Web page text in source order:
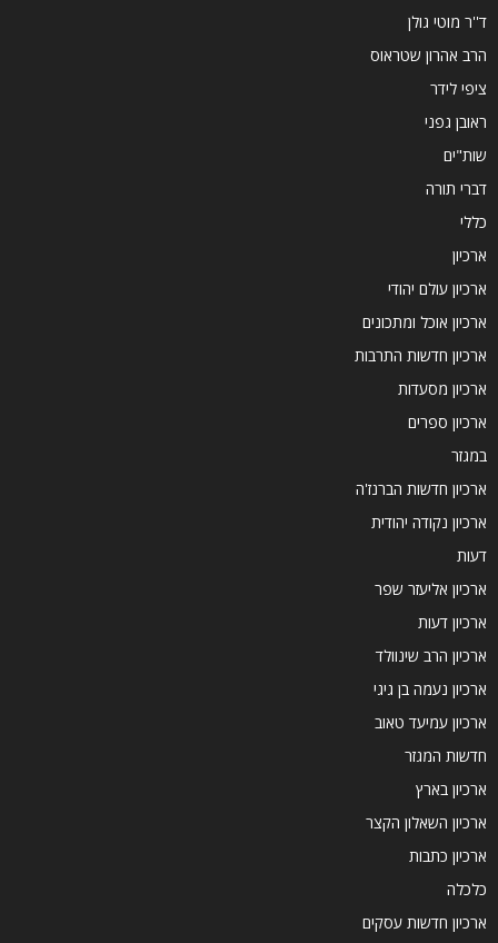
ד''ר מוטי גולן
הרב אהרון שטראוס
ציפי לידר
ראובן גפני
שות"ים
דברי תורה
כללי
ארכיון
ארכיון עולם יהודי
ארכיון אוכל ומתכונים
ארכיון חדשות התרבות
ארכיון מסעדות
ארכיון ספרים
במגזר
ארכיון חדשות הברנז'ה
ארכיון נקודה יהודית
דעות
ארכיון אליעזר שפר
ארכיון דעות
ארכיון הרב שינוולד
ארכיון נעמה בן גיגי
ארכיון עמיעד טאוב
חדשות המגזר
ארכיון בארץ
ארכיון השאלון הקצר
ארכיון כתבות
כלכלה
ארכיון חדשות עסקים